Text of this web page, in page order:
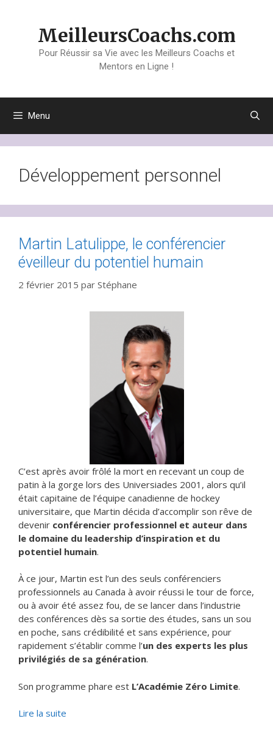
MeilleursCoachs.com
Pour Réussir sa Vie avec les Meilleurs Coachs et
Mentors en Ligne !
Menu
Développement personnel
Martin Latulippe, le conférencier
éveilleur du potentiel humain
2 février 2015 par Stéphane
C’est après avoir frôlé la mort en recevant un coup de
patin à la gorge lors des Universiades 2001, alors qu’il
était capitaine de l’équipe canadienne de hockey
universitaire, que Martin décida d’accomplir son rêve de
devenir conférencier professionnel et auteur dans
le domaine du leadership d’inspiration et du
potentiel humain.
À ce jour, Martin est l’un des seuls conférenciers
professionnels au Canada à avoir réussi le tour de force,
ou à avoir été assez fou, de se lancer dans l’industrie
des conférences dès sa sortie des études, sans un sou
en poche, sans crédibilité et sans expérience, pour
rapidement s’établir comme l’un des experts les plus
privilégiés de sa génération.
Son programme phare est L’Académie Zéro Limite.
Lire la suite